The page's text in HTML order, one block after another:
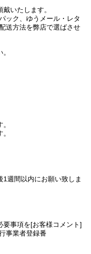
いたします。
ック、ゆうメール・レタ
送方法を弊店で選ばさせ
1週間以内にお願い致しま
要事項を[お客様コメント]
事業者登録番